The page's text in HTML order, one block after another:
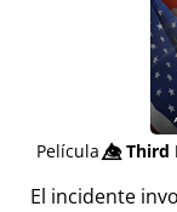
Película👁️⃤Third
El incidente